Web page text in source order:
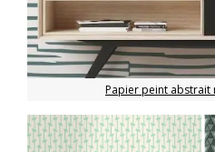
Papier peint abstrait